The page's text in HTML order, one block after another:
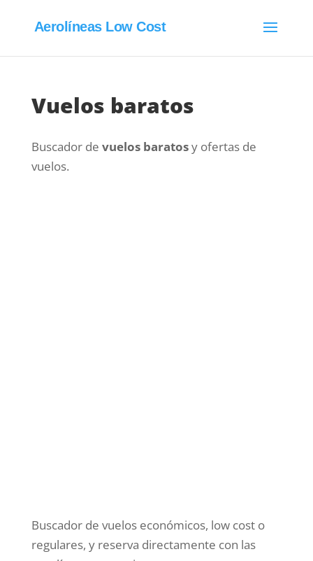
Aerolíneas Low Cost
Vuelos baratos
Buscador de vuelos baratosy ofertas de
vuelos.
Buscador de vuelos económicos, low cost o
regulares, y reserva directamente con las